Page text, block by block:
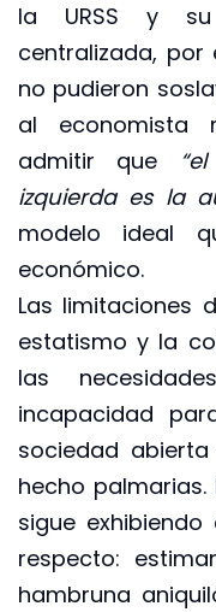
la URSS y
centralizada,
no pudieron
al economista
admitir que
izquierda es la
modelo ideal
económico.
Las limitaciones
estatismo y la
las
incapacidad
sociedad
hecho
sigue
respecto:
hambruna